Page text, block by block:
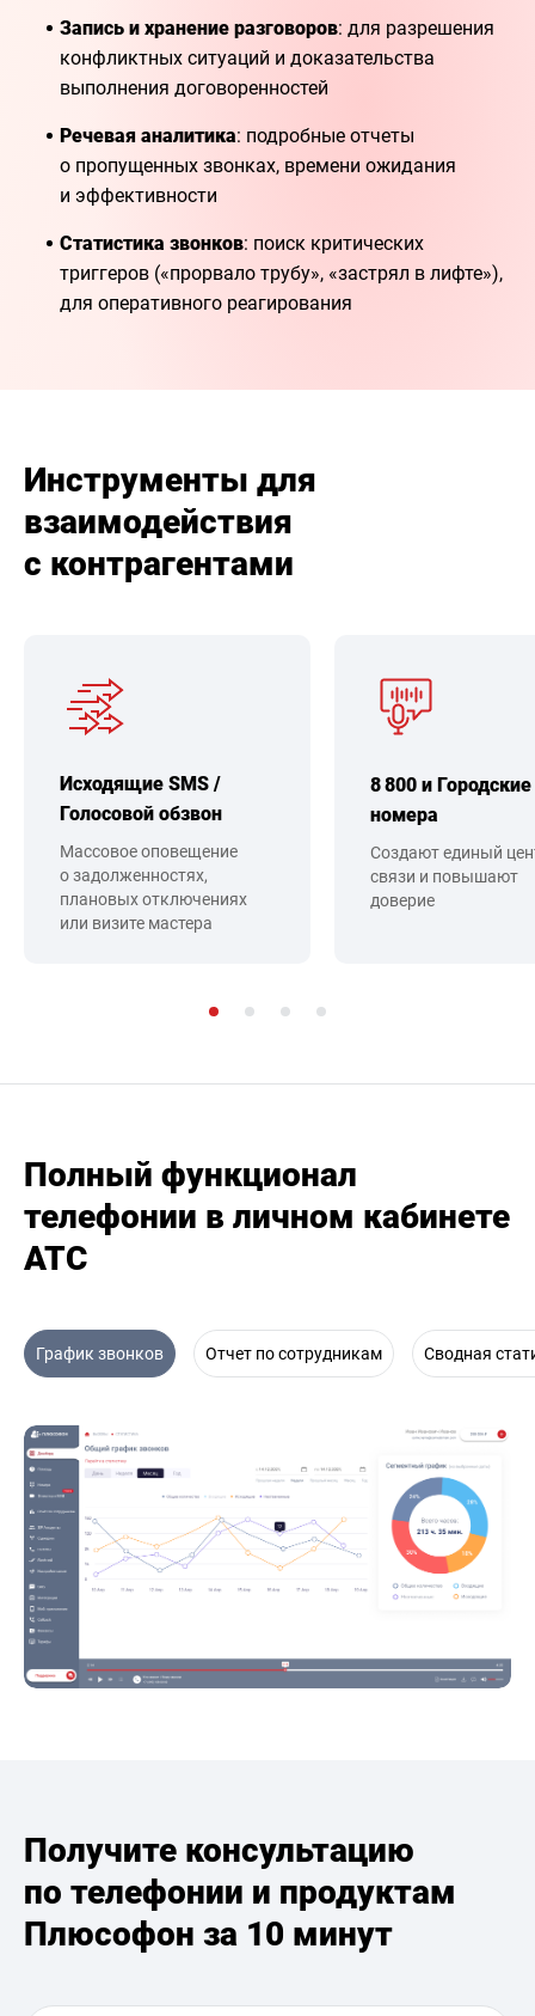
Запись и хранение разговоров: для разрешения
конфликтных ситуаций и доказательства
выполнения договоренностей
Речевая аналитика: подробные отчеты
о пропущенных звонках, времени ожидания
и эффективности
Статистика звонков: поиск критических
триггеров («прорвало трубу», «застрял в лифте»),
для оперативного реагирования
Инструменты для
взаимодействия
с контрагентами
Исходящие SMS /
Голосовой обзвон
Массовое оповещение
о задолженностях,
плановых отключениях
или визите мастера
8 800 и Городские
номера
Создают единый
связи и повышают
доверие
Полный функционал
телефонии в личном кабинете
АТС
График звонков Отчет по сотрудникам Сводная
Получите консультацию
по телефонии и продуктам
Плюсофон за 10 минут